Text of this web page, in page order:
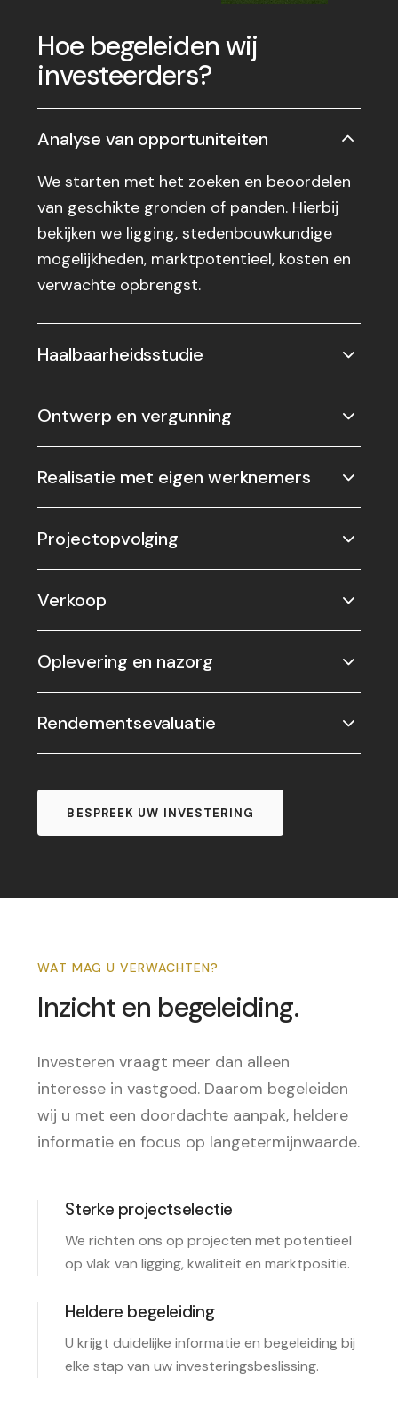
Hoe begeleiden wij
investeerders?
Analyse van opportuniteiten
We starten met het zoeken en beoordelen
van geschikte gronden of panden. Hierbij
bekijken we ligging, stedenbouwkundige
mogelijkheden, marktpotentieel, kosten en
verwachte opbrengst.
Haalbaarheidsstudie
Ontwerp en vergunning
Realisatie met eigen werknemers
Projectopvolging
Verkoop
Oplevering en nazorg
Rendementsevaluatie
BESPREEK UW INVESTERING
WAT MAG U VERWACHTEN?
Inzicht en begeleiding.
Investeren vraagt meer dan alleen
interesse in vastgoed. Daarom begeleiden
wij u met een doordachte aanpak, heldere
informatie en focus op langetermijnwaarde.
Sterke projectselectie
We richten ons op projecten met potentieel
op vlak van ligging, kwaliteit en marktpositie.
Heldere begeleiding
U krijgt duidelijke informatie en begeleiding bij
elke stap van uw investeringsbeslissing.